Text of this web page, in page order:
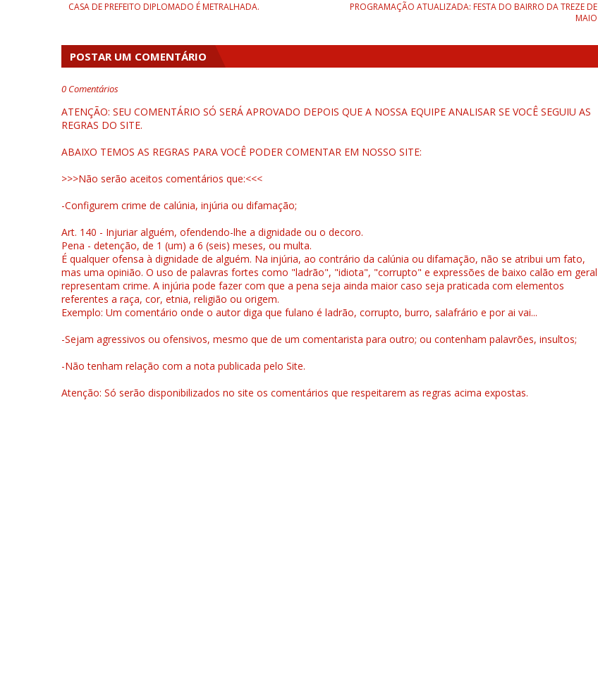
PROGRAMAÇÃO ATUALIZADA: FESTA DO BAIRRO DA TREZE DE
MAIO
CASA DE PREFEITO DIPLOMADO É METRALHADA.
POSTAR UM COMENTÁRIO
0 Comentários
ATENÇÃO: SEU COMENTÁRIO SÓ SERÁ APROVADO DEPOIS QUE A NOSSA EQUIPE ANALISAR SE VOCÊ SEGUIU AS
REGRAS DO SITE.
ABAIXO TEMOS AS REGRAS PARA VOCÊ PODER COMENTAR EM NOSSO SITE:
>>>Não serão aceitos comentários que:<<<
-Configurem crime de calúnia, injúria ou difamação;
Art. 140 - Injuriar alguém, ofendendo-lhe a dignidade ou o decoro.
Pena - detenção, de 1 (um) a 6 (seis) meses, ou multa.
É qualquer ofensa à dignidade de alguém. Na injúria, ao contrário da calúnia ou difamação, não se atribui um fato,
mas uma opinião. O uso de palavras fortes como "ladrão", "idiota", "corrupto" e expressões de baixo calão em geral
representam crime. A injúria pode fazer com que a pena seja ainda maior caso seja praticada com elementos
referentes a raça, cor, etnia, religião ou origem.
Exemplo: Um comentário onde o autor diga que fulano é ladrão, corrupto, burro, salafrário e por ai vai...
-Sejam agressivos ou ofensivos, mesmo que de um comentarista para outro; ou contenham palavrões, insultos;
-Não tenham relação com a nota publicada pelo Site.
Atenção: Só serão disponibilizados no site os comentários que respeitarem as regras acima expostas.